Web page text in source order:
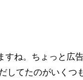
すね。ちょっと広
してたのがいくつ